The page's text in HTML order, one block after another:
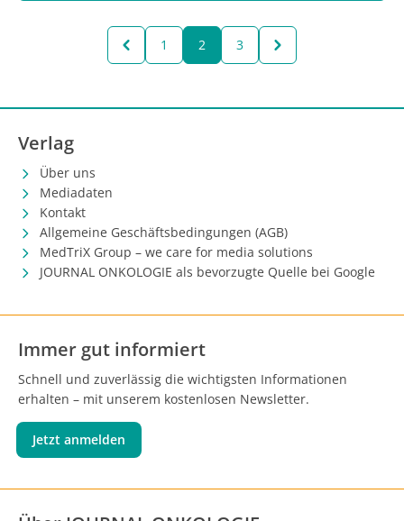
Generation im Fokus hatte.
1 2 3
Verlag
Über uns
Mediadaten
Kontakt
Allgemeine Geschäftsbedingungen (AGB)
MedTriX Group – we care for media solutions
JOURNAL ONKOLOGIE als bevorzugte Quelle bei Google
Immer gut informiert
Schnell und zuverlässig die wichtigsten Informationen
erhalten – mit unserem kostenlosen Newsletter.
Jetzt anmelden